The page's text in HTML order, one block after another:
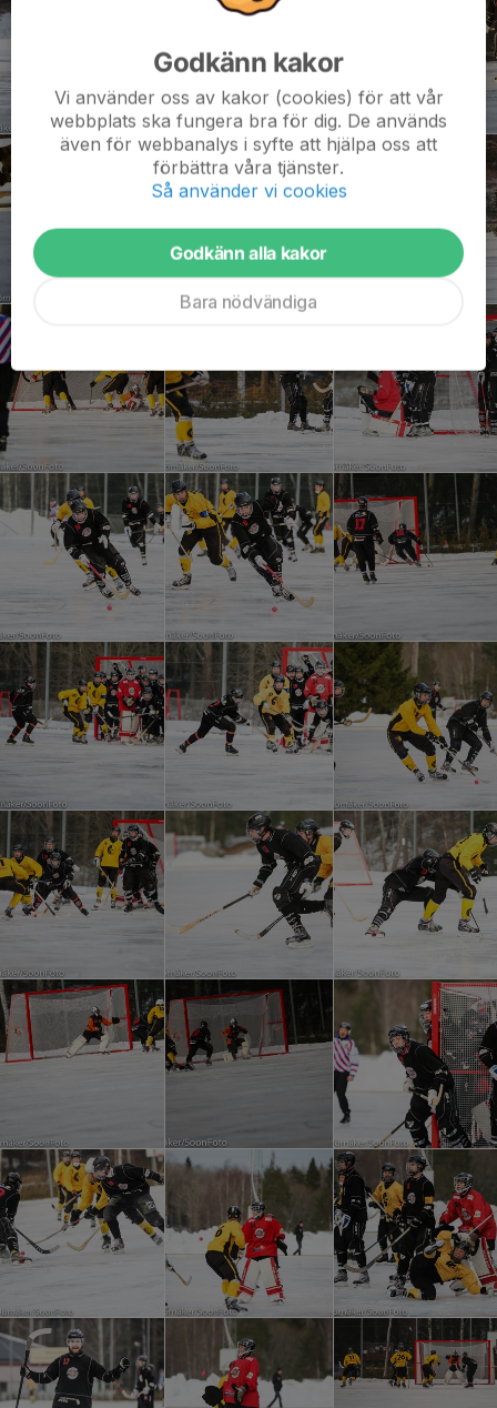
Godkänn kakor
Vi använder oss av kakor (cookies) för att vår
webbplats ska fungera bra för dig. De används
även för webbanalys i syfte att hjälpa oss att
förbättra våra tjänster.
Så använder vi cookies
Godkänn alla kakor
Bara nödvändiga